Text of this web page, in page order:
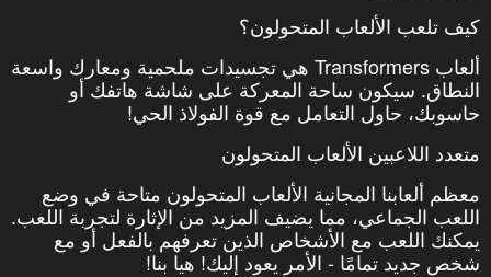
كيف تلعب الألعاب المتحولون؟
ألعاب Transformers هي تجسيدات ملحمية ومعارك واسعة
النطاق. سيكون ساحة المعركة على شاشة هاتفك أو
حاسوبك، حاول التعامل مع قوة الفولاذ الحي!
متعدد اللاعبين الألعاب المتحولون
معظم ألعابنا المجانية الألعاب المتحولون متاحة في وضع
اللعب الجماعي، مما يضيف المزيد من الإثارة لتجربة اللعب.
يمكنك اللعب مع الأشخاص الذين تعرفهم بالفعل أو مع
شخص جديد تمامًا - الأمر يعود إليك! هيا بنا!